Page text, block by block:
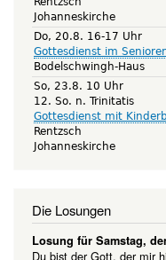
Johanneskirche
Do, 20.8. 16-17 Uhr
Gottesdienst im
Bodelschwingh-Haus
So, 23.8. 10 Uhr
12. So. n. Trinitatis
Gottesdienst mit
Rentzsch
Johanneskirche
Die Losungen
Losung für Samstag,
Du bist der Gott, der mir